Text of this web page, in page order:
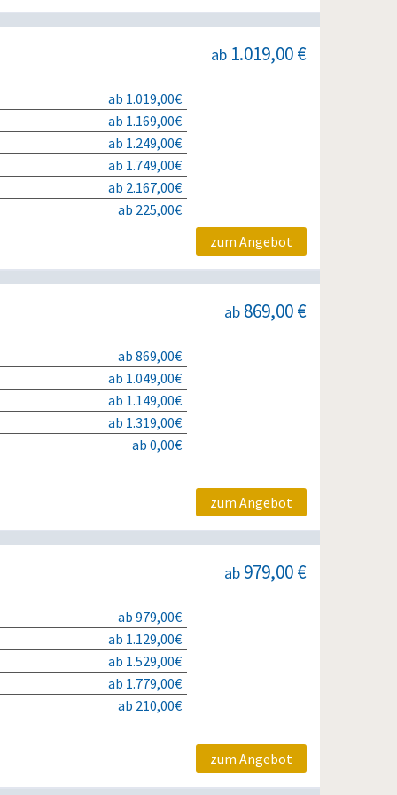
ab 1.019,00 €
ab 1.019,00€
ab 1.169,00€
ab 1.249,00€
ab 1.749,00€
ab 2.167,00€
ab 225,00€
zum Angebot
ab 869,00 €
ab 869,00€
ab 1.049,00€
ab 1.149,00€
ab 1.319,00€
ab 0,00€
zum Angebot
ab 979,00 €
ab 979,00€
ab 1.129,00€
ab 1.529,00€
ab 1.779,00€
ab 210,00€
zum Angebot